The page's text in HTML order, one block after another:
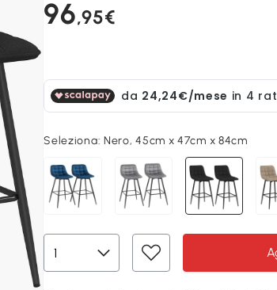
96,95€
Seleziona: Nero, 45cm x 47cm x 84cm